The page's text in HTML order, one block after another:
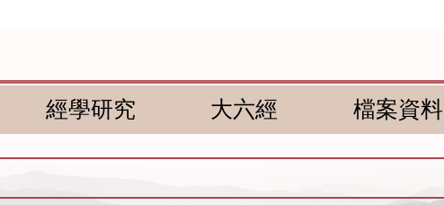
經學研究 大六經 檔案資料